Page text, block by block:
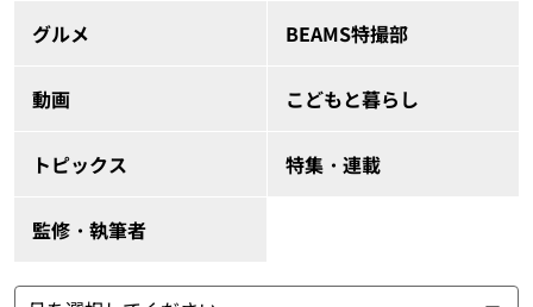
グルメ BEAMS特撮部
動画 こどもと暮らし
トピックス 特集・連載
監修・執筆者